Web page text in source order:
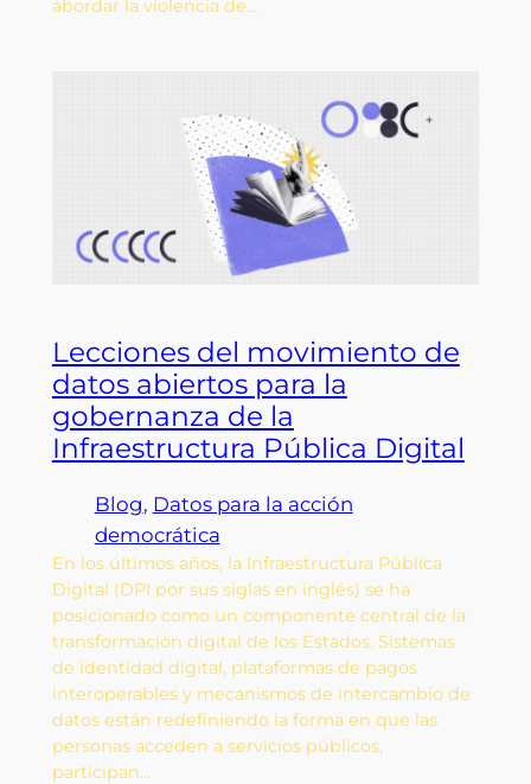
abordar la violencia de…
Lecciones del movimiento de
datos abiertos para la
gobernanza de la
Infraestructura Pública Digital
Blog, Datos para la acción
democrática
En los últimos años, la Infraestructura Pública
Digital (DPI por sus siglas en inglés) se ha
posicionado como un componente central de la
transformación digital de los Estados. Sistemas
de identidad digital, plataformas de pagos
interoperables y mecanismos de intercambio de
datos están redefiniendo la forma en que las
personas acceden a servicios públicos,
participan…